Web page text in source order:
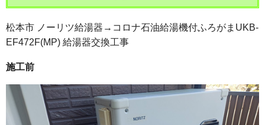
松本市 ノーリツ給湯器→コロナ石油給湯機付ふろがまUKB-
EF472F(MP) 給湯器交換工事
施工前